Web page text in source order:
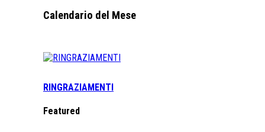
Calendario del Mese
RINGRAZIAMENTI
Featured